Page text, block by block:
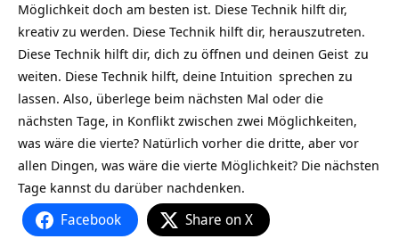
Möglichkeit doch am besten ist. Diese Technik hilft dir,
kreativ zu werden. Diese Technik hilft dir, herauszutreten.
Diese Technik hilft dir, dich zu öffnen und deinen Geist zu
weiten. Diese Technik hilft, deine Intuition sprechen zu
lassen. Also, überlege beim nächsten Mal oder die
nächsten Tage, in Konflikt zwischen zwei Möglichkeiten,
was wäre die vierte? Natürlich vorher die dritte, aber vor
allen Dingen, was wäre die vierte Möglichkeit? Die nächsten
Tage kannst du darüber nachdenken.
Facebook Share on X